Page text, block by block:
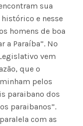
sua
e nesse
homens de boa
a Paraíba”. No
vem
que o
pelos
paraibano dos
paraibanos”.
com as